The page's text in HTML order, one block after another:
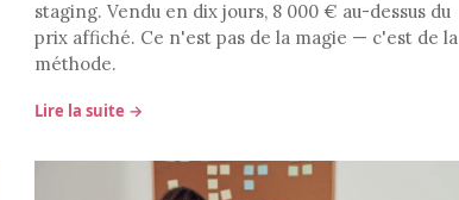
staging. Vendu en dix jours, 8 000 € au-dessus du
prix affiché. Ce n'est pas de la magie — c'est de la
méthode.
Lire la suite →